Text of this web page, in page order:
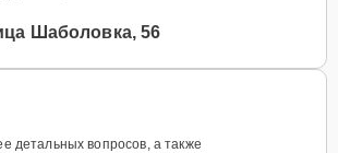
Шаболовка, 56
детальных вопросов, а также